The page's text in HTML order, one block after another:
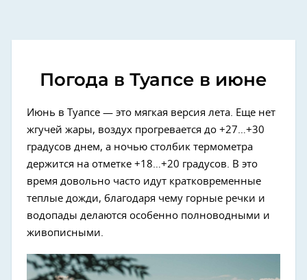
Погода в Туапсе в июне
Июнь в Туапсе — это мягкая версия лета. Еще нет
жгучей жары, воздух прогревается до +27…+30
градусов днем, а ночью столбик термометра
держится на отметке +18…+20 градусов. В это
время довольно часто идут кратковременные
теплые дожди, благодаря чему горные речки и
водопады делаются особенно полноводными и
живописными.